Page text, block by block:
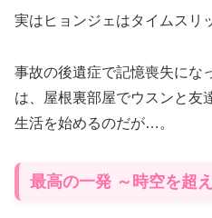
実はヒョンジェはタイムスリ
事故の後遺症で記憶喪失にな
は、屋根裏部屋でウスンと友
生活を始めるのだが…。
最高の一発 ～時空を超